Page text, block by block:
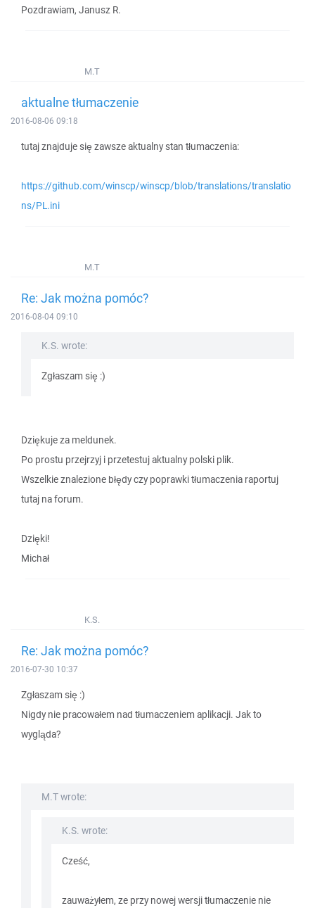
Pozdrawiam, Janusz R.
M.T
aktualne tłumaczenie
2016-08-06 09:18
tutaj znajduje się zawsze aktualny stan tłumaczenia:
https://github.com/winscp/winscp/blob/translations/translatio
ns/PL.ini
M.T
Re: Jak można pomóc?
2016-08-04 09:10
K.S. wrote:
Zgłaszam się :)
Dziękuje za meldunek.
Po prostu przejrzyj i przetestuj aktualny polski plik.
Wszelkie znalezione błędy czy poprawki tłumaczenia raportuj
tutaj na forum.
Dzięki!
Michał
K.S.
Re: Jak można pomóc?
2016-07-30 10:37
Zgłaszam się :)
Nigdy nie pracowałem nad tłumaczeniem aplikacji. Jak to
wygląda?
M.T wrote:
K.S. wrote:
Cześć,
zauważyłem, ze przy nowej wersji tłumaczenie nie